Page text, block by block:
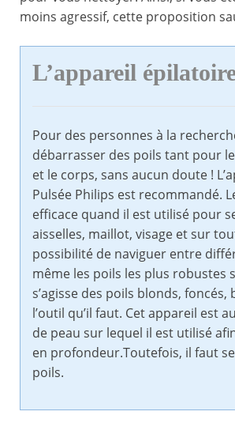
moins agressif, cette proposition
L’appareil
Pour des personnes à la
débarrasser des poils tant pour
et le corps, sans aucun doute !
Pulsée Philips est recommandé.
efficace quand il est utilisé pour
aisselles, maillot, visage et sur
possibilité de naviguer entre
même les poils les plus robustes
s’agisse des poils blonds,
l’outil qu’il faut. Cet appareil est
de peau sur lequel il est utilisé
en profondeur.Toutefois, il faut
poils.